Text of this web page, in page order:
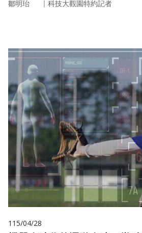
鄒明珆 ｜ 科技大觀園特約記者
115/04/28